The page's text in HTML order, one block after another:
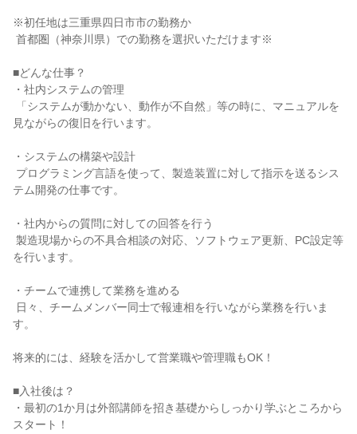
※初任地は三重県四日市市の勤務か
■どんな仕事？
・社内システムの管理
見ながらの復旧を行います。
・システムの構築や設計
テム開発の仕事です。
・社内からの質問に対しての回答を行う
を行います。
・チームで連携して業務を進める
す。
将来的には、経験を活かして営業職や管理職もOK！
■入社後は？
・最初の1か月は外部講師を招き基礎からしっかり学ぶところから
スタート！